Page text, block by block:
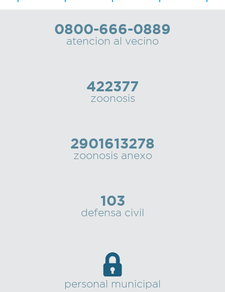
0800-666-0889
atencion al vecino
422377
zoonosis
2901613278
zoonosis anexo
103
defensa civil
personal municipal